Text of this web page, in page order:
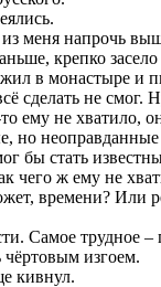
меня напрочь
крепко
в монастыре и
сделать не смог.
ему не хватило,
но
бы стать
чего ж ему не
времени? Или
Самое трудное –
чёртовым изгоем.
кивнул.